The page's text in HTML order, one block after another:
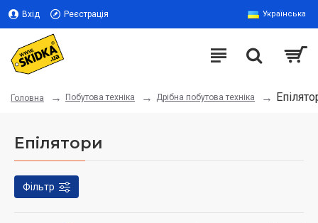
Вхід Реєстрація Українська
Головна Побутова техніка Дрібна побутова техніка
Епілятори
Фільтр